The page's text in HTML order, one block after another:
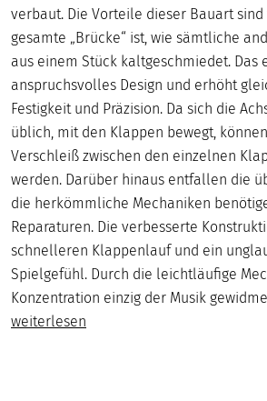
verbaut. Die Vorteile dieser Bauart
gesamte „Brücke“ ist, wie sämtliche
aus einem Stück kaltgeschmiedet. Das
anspruchsvolles Design und erhöht
Festigkeit und Präzision. Da sich die
üblich, mit den Klappen bewegt,
Verschleiß zwischen den einzelnen
werden. Darüber hinaus entfallen die
die herkömmliche Mechaniken
Reparaturen. Die verbesserte
schnelleren Klappenlauf und ein
Spielgefühl. Durch die leichtläufige
Konzentration einzig der Musik
weiterlesen